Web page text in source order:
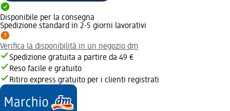
Disponibile per la consegna
Spedizione standard in 2-5 giorni lavorativi
Verifica la disponibilità in un negozio dm
Spedizione gratuita a partire da 49 €
Reso facile e gratuito
Ritiro express gratuito per i clienti registrati